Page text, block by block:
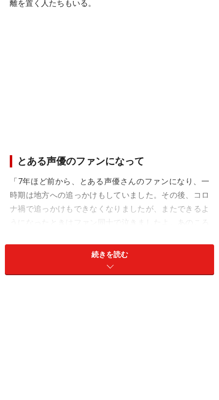
離を置く人たちもいる。
とある声優のファンになって
「7年ほど前から、とある声優さんのファンになり、一
時期は地方への追っかけもしていました。その後、コロ
ナ禍で追っかけもできなくなりましたが、またできるよ
うになったときはファン同士で泣きましたよ。あのころ
ふうっとため息をつくシオリさん（58歳）。推し活をし
ていると、同好の士と知り合える。相手がどこの誰かも
続きを読む